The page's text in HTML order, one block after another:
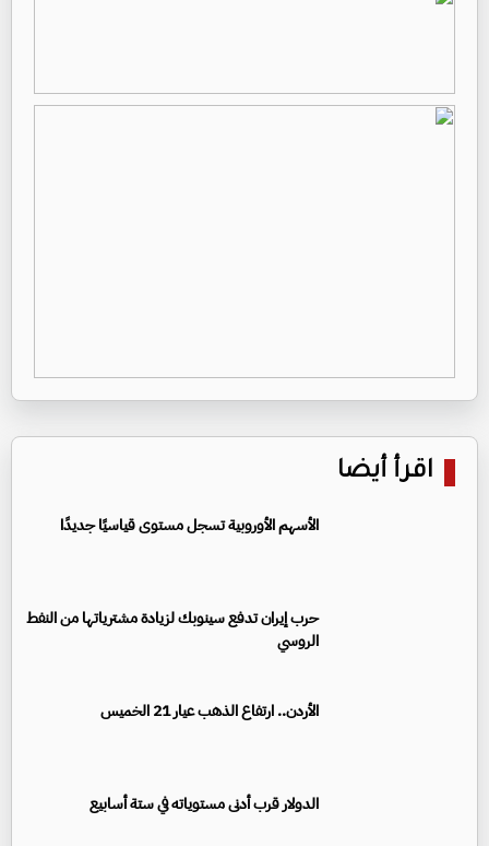
اقرأ أيضا
الأسهم الأوروبية تسجل مستوى قياسيًا جديدًا
حرب إيران تدفع سينوبك لزيادة مشترياتها من النفط
الروسي
الأردن.. ارتفاع الذهب عيار 21 الخميس
الدولار قرب أدنى مستوياته في ستة أسابيع